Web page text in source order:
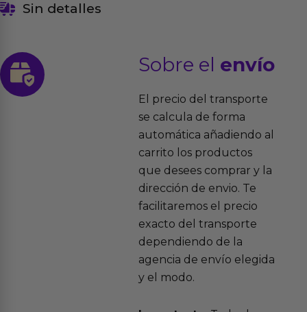
Sin detalles
Sobre el envío
El precio del transporte
se calcula de forma
automática añadiendo al
carrito los productos
que desees comprar y la
dirección de envio. Te
facilitaremos el precio
exacto del transporte
dependiendo de la
agencia de envío elegida
y el modo.